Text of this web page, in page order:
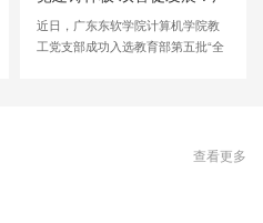
东东软学院深耕数智党建赋
能育人高质量发展
近日，广东东软学院计算机学院教
工党支部成功入选教育部第五批“全
级、省级重磅党建荣誉同步斩获。查看更多